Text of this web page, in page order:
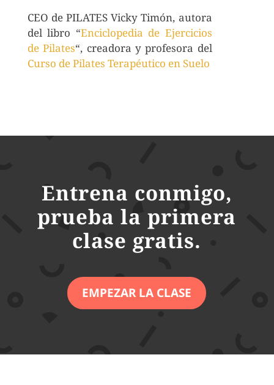
CEO de PILATES Vicky Timón, autora
del libro “Enciclopedia de Ejercicios
de Pilates“, creadora y profesora del
Curso de Pilates Terapéutico en Suelo
Entrena conmigo,
prueba la primera
clase gratis.
EMPEZAR LA CLASE